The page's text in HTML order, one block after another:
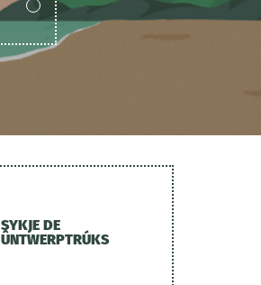
SYKJE DE
ÛNTWERPTRÚKS